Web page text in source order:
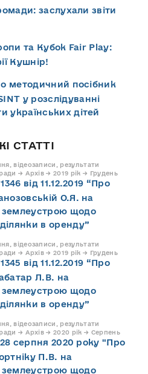
заслухали звіти
та Кубок Fair Play:
Кушнір!
методичний посібник
у розслідуванні
українських дітей
СТАТТІ
відеозаписи, результати
→ Архів → 2019 рік → Грудень
від 11.12.2019 “Про
О.Я. на
землеустрою щодо
в оренду”
відеозаписи, результати
→ Архів → 2019 рік → Грудень
від 11.12.2019 “Про
Л.В. на
землеустрою щодо
в оренду”
відеозаписи, результати
→ Архів → 2020 рік → Серпень
серпня 2020 року "Про
П.В. на
землеустрою щодо